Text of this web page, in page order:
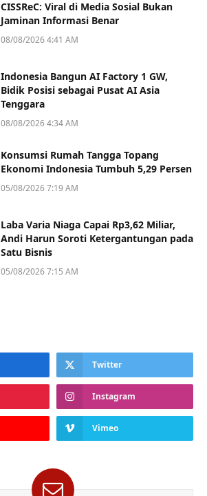
CISSReC: Viral di Media Sosial Bukan
Jaminan Informasi Benar
08/08/2026 4:41 AM
Indonesia Bangun AI Factory 1 GW,
Bidik Posisi sebagai Pusat AI Asia
Tenggara
08/08/2026 4:34 AM
Konsumsi Rumah Tangga Topang
Ekonomi Indonesia Tumbuh 5,29 Persen
05/08/2026 7:19 AM
Laba Varia Niaga Capai Rp3,62 Miliar,
Andi Harun Soroti Ketergantungan pada
Satu Bisnis
05/08/2026 7:15 AM
Twitter
Instagram
Vimeo